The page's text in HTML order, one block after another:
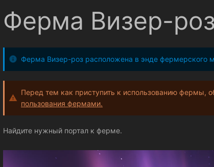
Ферма Визер-роз
Ферма Визер-роз расположена в энде фермерского
Перед тем как приступить к использованию фермы,
пользования фермами.
Найдите нужный портал к ферме.